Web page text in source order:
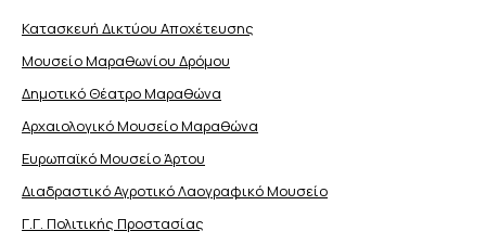
Κατασκευή Δικτύου Αποχέτευσης
Μουσείο Μαραθωνίου Δρόμου
Δημοτικό Θέατρο Μαραθώνα
Αρχαιολογικό Μουσείο Μαραθώνα
Ευρωπαϊκό Μουσείο Άρτου
Διαδραστικό Αγροτικό Λαογραφικό Μουσείο
Γ.Γ. Πολιτικής Προστασίας